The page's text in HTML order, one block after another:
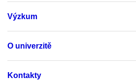
Výzkum
O univerzitě
Kontakty